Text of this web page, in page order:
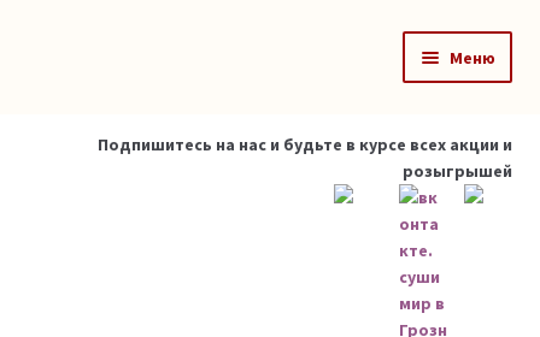
Меню
Подпишитесь на нас и будьте в курсе всех акции и
розыгрышей